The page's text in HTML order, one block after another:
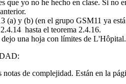
que yo no he hecho en clase. Si no
(a) y (b) (en el grupo GSM11 ya
hasta el teorema 2.4.16.
una hoja con límites de
notas de complejidad. Están en la